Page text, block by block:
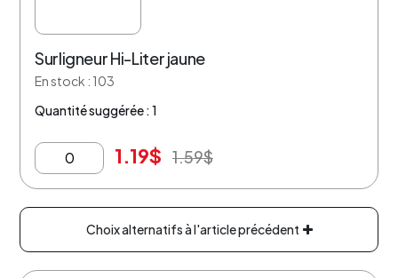
Surligneur Hi-Liter jaune
En stock : 103
Quantité suggérée : 1
1.19$ 1.59$
Choix alternatifs à l'article précédent